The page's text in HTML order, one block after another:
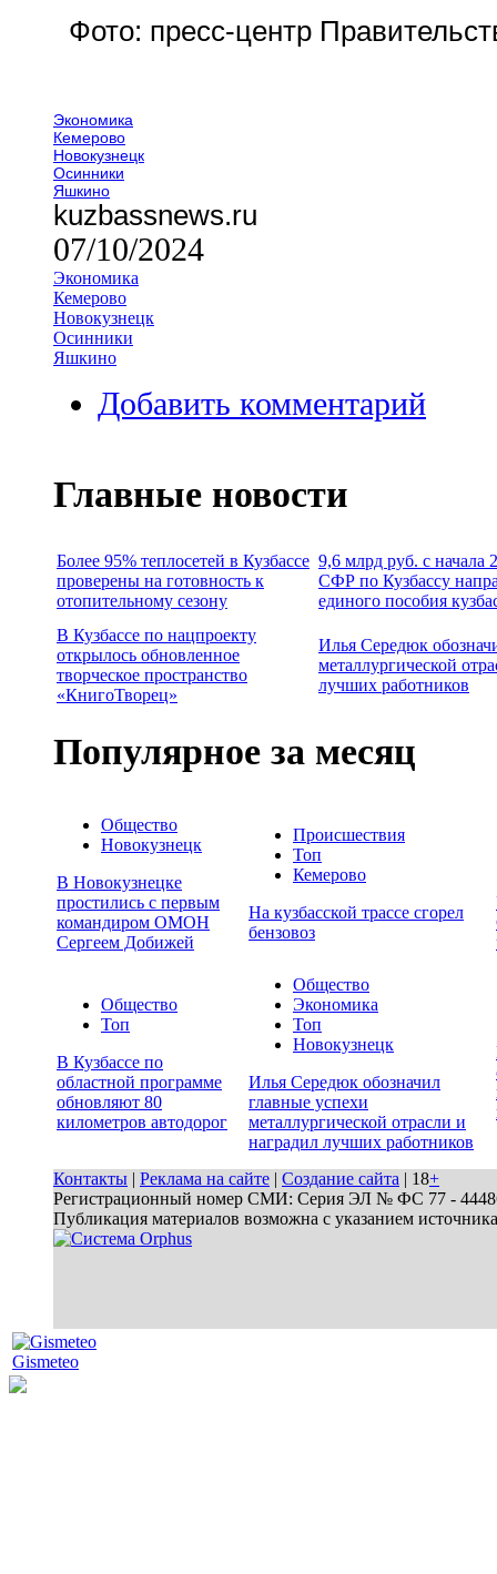
Фото: пресс-центр
Экономика
Кемерово
Новокузнецк
Осинники
Яшкино
kuzbassnews.ru
07/10/2024
Экономика
Кемерово
Новокузнецк
Осинники
Яшкино
Добавить комментарий
Главные новости
Более 95% теплосетей в Кузбассе
проверены на готовность к
отопительному сезону
9,6 млрд руб. с начала
СФР по Кузбассу
единого пособия
В Кузбассе по нацпроекту
открылось обновленное
творческое пространство
«КнигоТворец»
Илья Середюк
металлургической
лучших работников
Популярное за месяц
Общество
Новокузнецк
В Новокузнецке
простились с первым
командиром ОМОН
Сергеем Добижей
Происшествия
Топ
Кемерово
На кузбасской трассе сгорел
бензовоз
Общество
Топ
В Кузбассе по
областной программе
обновляют 80
километров автодорог
Общество
Экономика
Топ
Новокузнецк
Илья Середюк обозначил
главные успехи
металлургической отрасли и
наградил лучших работников
Контакты | Реклама на сайте | Создание сайта | 18+
Регистрационный номер СМИ: Серия ЭЛ № ФС 77 - 44486
Публикация материалов возможна с указанием
Gismeteo